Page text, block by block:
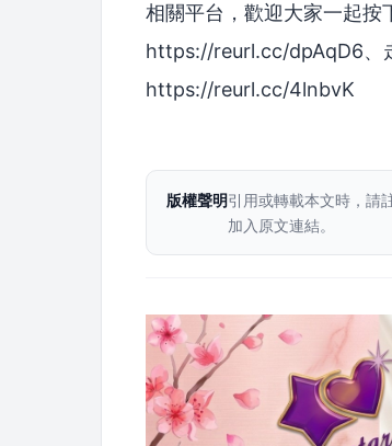
相關平台，歡迎大家一起按
https://reurl.cc/dpAqD6、
https://reurl.cc/4lnbvK
版權聲明引用或轉載本文時，請
加入原文連結。